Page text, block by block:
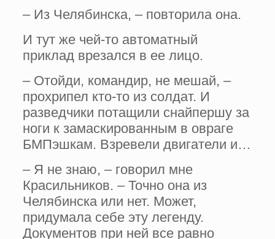
– Из Челябинска, – повторила она.
И тут же чей-то автоматный
приклад врезался в ее лицо.
– Отойди, командир, не мешай, –
прохрипел кто-то из солдат. И
разведчики потащили снайпершу за
ноги к замаскированным в овраге
БМПэшкам. Взревели двигатели и…
– Я не знаю, – говорил мне
Красильников. – Точно она из
Челябинска или нет. Может,
придумала себе эту легенду.
Документов при ней все равно